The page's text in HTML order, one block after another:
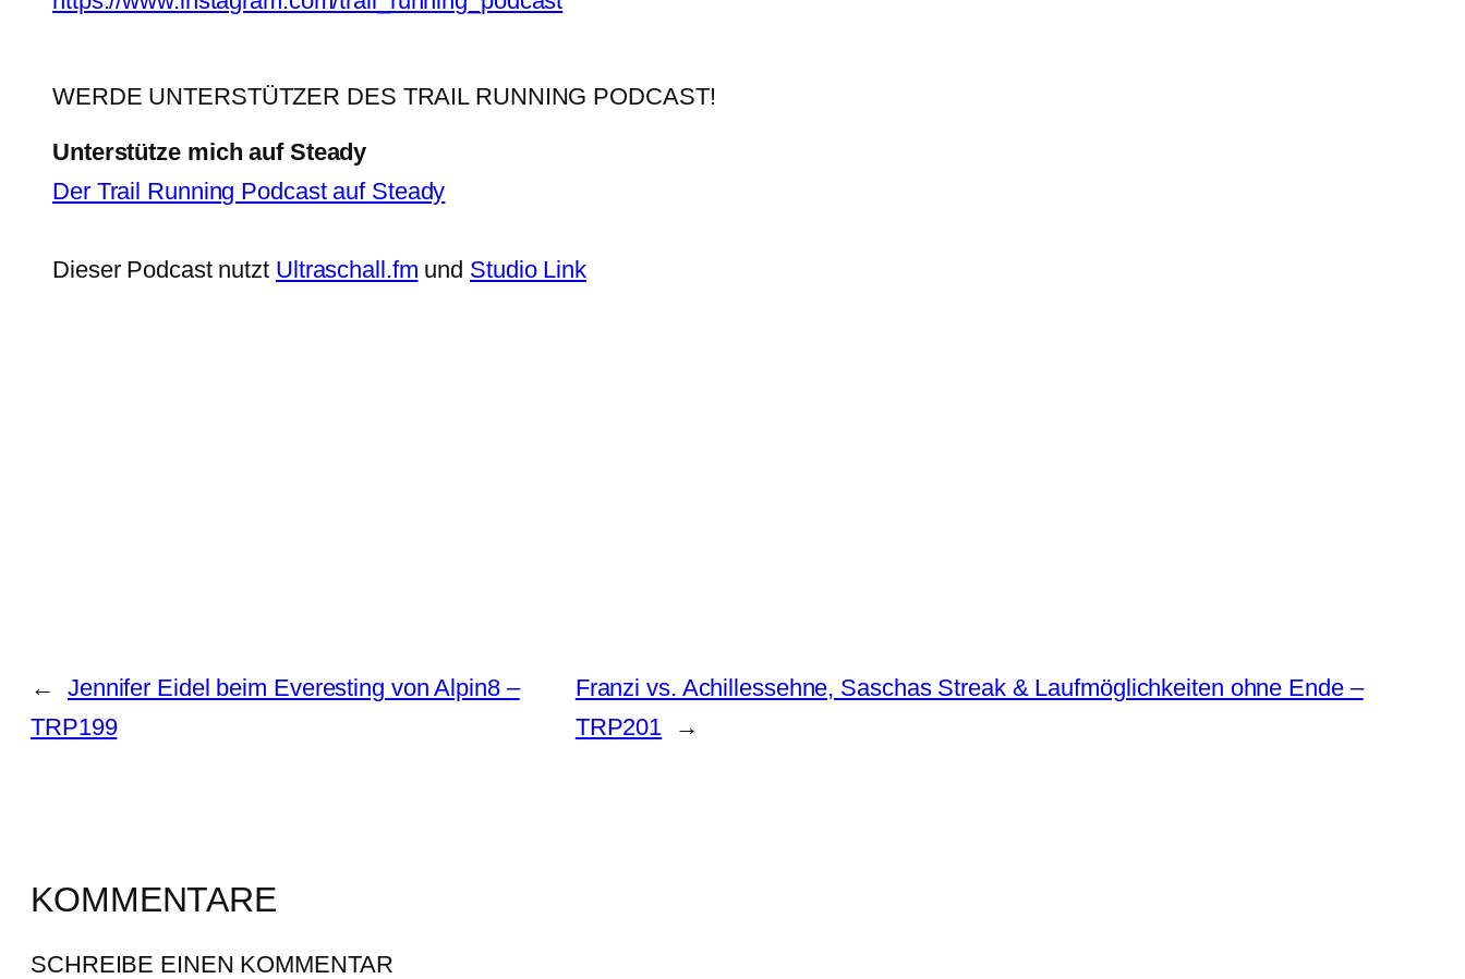
WERDE UNTERSTÜTZER DES TRAIL RUNNING PODCAST!
Unterstütze mich auf Steady
Der Trail Running Podcast auf Steady
Dieser Podcast nutzt Ultraschall.fm und Studio Link
←
Jennifer Eidel beim Everesting von Alpin8 –
TRP199
Franzi vs. Achillessehne, Saschas Streak & Laufmöglichkeiten ohne Ende –
TRP201
→
KOMMENTARE
SCHREIBE EINEN KOMMENTAR